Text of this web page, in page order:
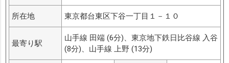
所在地 東京都台東区下谷一丁目１－１０
最寄り駅
山手線 田端 (6分)、東京地下鉄日比谷線 入谷
(8分)、山手線 上野 (13分)